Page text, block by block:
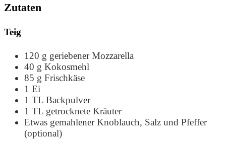
Zutaten
Teig
120 g geriebener Mozzarella
40 g Kokosmehl
85 g Frischkäse
1 Ei
1 TL Backpulver
1 TL getrocknete Kräuter
Etwas gemahlener Knoblauch, Salz und Pfeffer
(optional)